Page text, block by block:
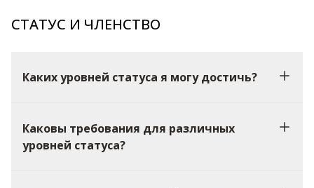
СТАТУС И ЧЛЕНСТВО
Каких уровней статуса я могу достичь?
Каковы требования для различных
уровней статуса?